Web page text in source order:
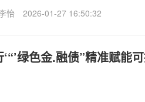
怡 2026-01-27 16:50:32
绿色金.融债”精准赋能